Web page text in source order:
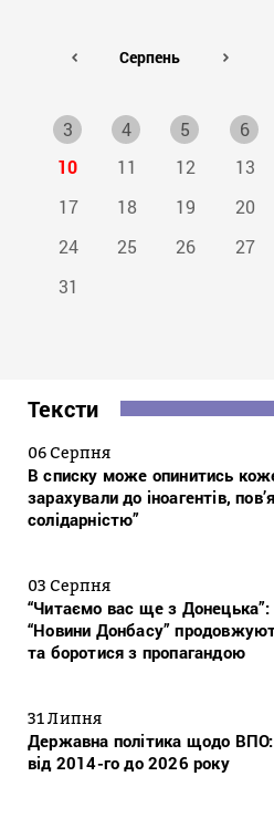
3
4 5 6
10
11 12 13
17
18 19 20
24
25 26 27
31
Тексти
06 Серпня
В списку може опинитись
зарахували до іноагентів,
солідарністю”
03 Серпня
“Читаємо вас ще з Донецька”:
“Новини Донбасу”
та боротися з пропагандою
31 Липня
Державна політика щодо ВПО:
від 2014-го до 2026 року